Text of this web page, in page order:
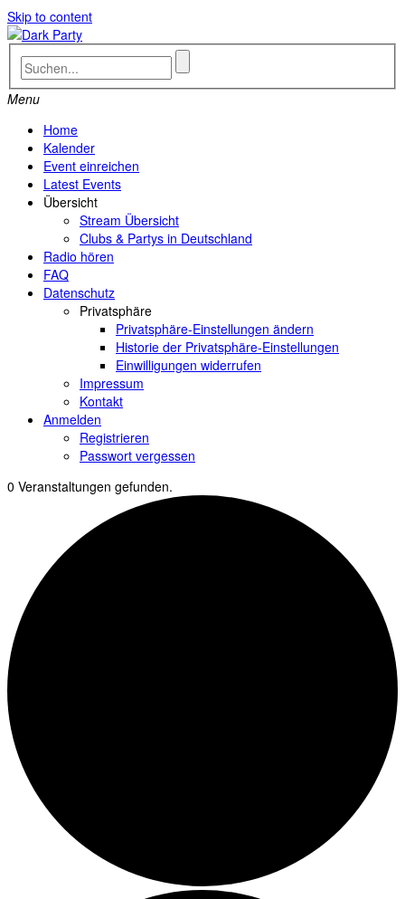
Skip to content
Menu
Home
Kalender
Event einreichen
Latest Events
Übersicht
Stream Übersicht
Clubs & Partys in Deutschland
Radio hören
FAQ
Datenschutz
Privatsphäre
Privatsphäre-Einstellungen ändern
Historie der Privatsphäre-Einstellungen
Einwilligungen widerrufen
Impressum
Kontakt
Anmelden
Registrieren
Passwort vergessen
0 Veranstaltungen gefunden.